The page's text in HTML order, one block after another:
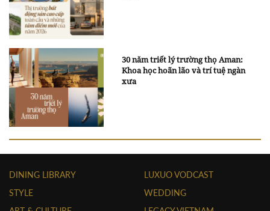
30 năm triết lý trường thọ Aman:
Khoa học hoãn lão và trí tuệ ngàn
xưa
DINING LIBRARY
STYLE
LUXUO VODCAST
WEDDING